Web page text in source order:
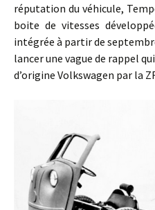
réputation du véhicule,
boite de vitesses
intégrée à partir de
lancer une vague de rappel
d’origine Volkswagen par la